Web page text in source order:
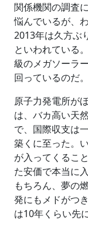
関係機関の調査
悩んでいるが、
2013年は久方ぶ
といわれている
級のメガソーラ
回っているのだ。
原子力発電所が
は、バカ高い天
で、国際収支は
築くに至った。
が入ってくるこ
た安価で本当に
もちろん、夢の
発にもメドがつ
は10年くらい先